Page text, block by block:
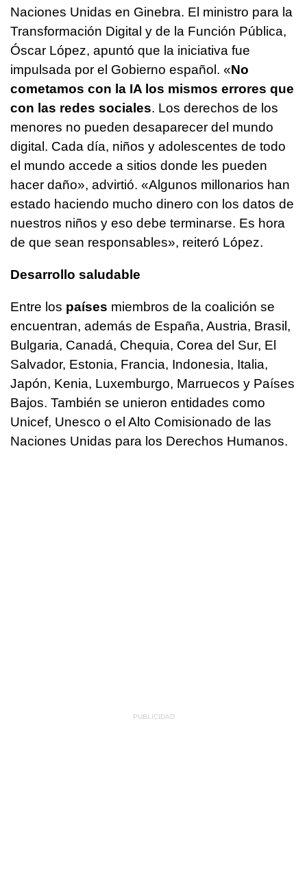
Naciones Unidas en Ginebra. El ministro para la
Transformación Digital y de la Función Pública,
Óscar López, apuntó que la iniciativa fue
impulsada por el Gobierno español. «No
cometamos con la IA los mismos errores que
con las redes sociales. Los derechos de los
menores no pueden desaparecer del mundo
digital. Cada día, niños y adolescentes de todo
el mundo accede a sitios donde les pueden
hacer daño», advirtió. «Algunos millonarios han
estado haciendo mucho dinero con los datos de
nuestros niños y eso debe terminarse. Es hora
de que sean responsables», reiteró López.
Desarrollo saludable
Entre los países miembros de la coalición se
encuentran, además de España, Austria, Brasil,
Bulgaria, Canadá, Chequia, Corea del Sur, El
Salvador, Estonia, Francia, Indonesia, Italia,
Japón, Kenia, Luxemburgo, Marruecos y Países
Bajos. También se unieron entidades como
Unicef, Unesco o el Alto Comisionado de las
Naciones Unidas para los Derechos Humanos.